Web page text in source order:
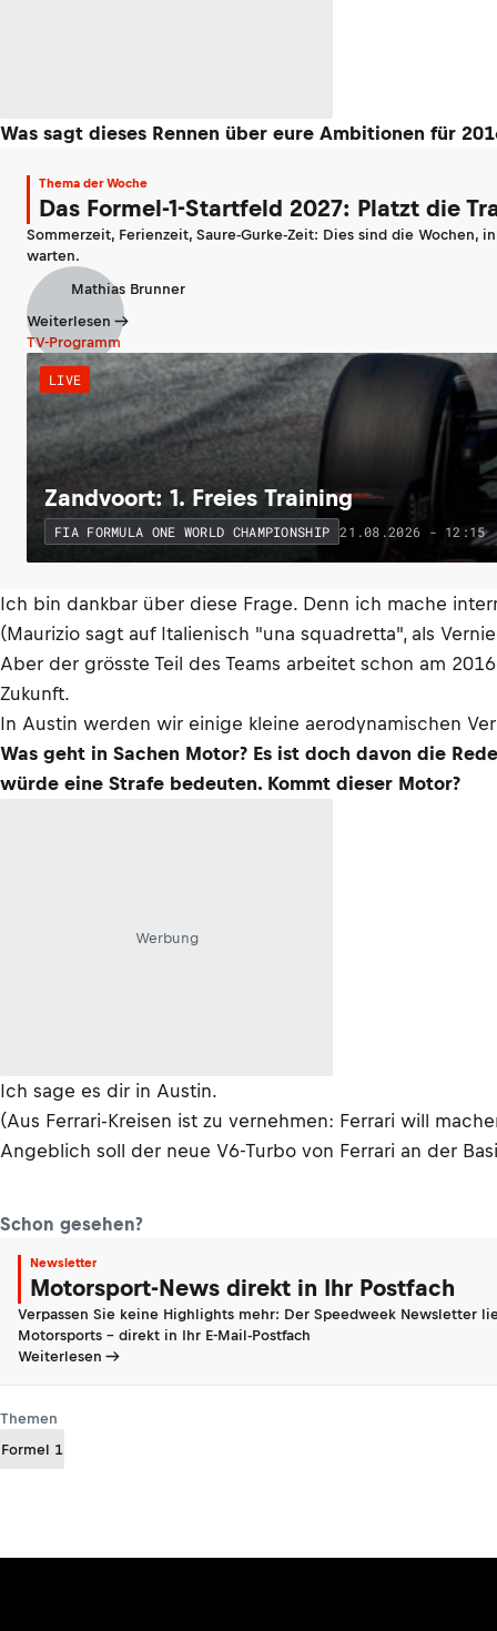
Was sagt dieses Rennen über eure Ambitionen für
Thema der Woche
Das Formel-1-Startfeld 2027: Platzt die
Sommerzeit, Ferienzeit, Saure-Gurke-Zeit: Dies sind die
warten.
Mathias Brunner
Weiterlesen
TV-Programm
LIVE
Zandvoort: 1. Freies Training
FIA FORMULA ONE WORLD CHAMPIONSHIP 21.08.2026 - 12:15
Ich bin dankbar über diese Frage. Denn ich mache
(Maurizio sagt auf Italienisch "una squadretta", als
Aber der grösste Teil des Teams arbeitet schon am
Zukunft.
In Austin werden wir einige kleine aerodynamischen
Was geht in Sachen Motor? Es ist doch davon die
würde eine Strafe bedeuten. Kommt dieser Motor?
Werbung
Ich sage es dir in Austin.
(Aus Ferrari-Kreisen ist zu vernehmen: Ferrari will
Angeblich soll der neue V6-Turbo von Ferrari an der
Schon gesehen?
Newsletter
Motorsport-News direkt in Ihr Postfach
Verpassen Sie keine Highlights mehr: Der Speedweek Newsletter
Motorsports - direkt in Ihr E-Mail-Postfach
Weiterlesen
Themen
Formel 1